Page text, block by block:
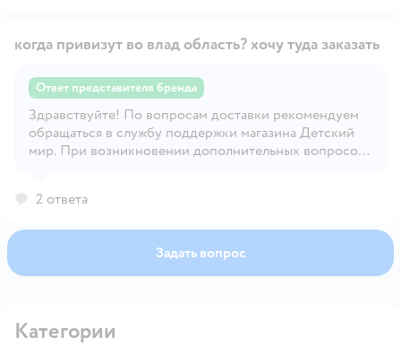
Открыть вопрос
когда привизут во влад область? хочу туда заказать
Ответ представителя бренда
Здравствуйте! По вопросам доставки рекомендуем
обращаться в службу поддержки магазина Детский
мир. При возникновении дополнительных вопросов,
0880, напишите в социальную сеть VK или Telegram
московскому времени), будем рады помочь!
2 ответа
Задать вопрос
Категории